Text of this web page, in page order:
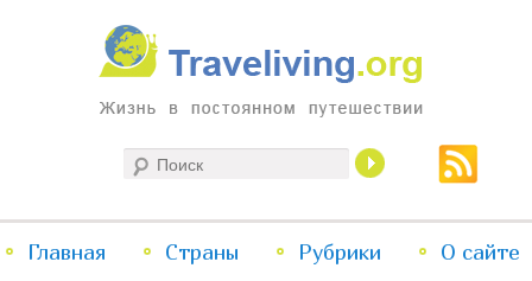
Traveliving
Жизнь в постоянном путешествии
меню
Перейти
Перейти
Главная Страны Рубрики О сайте